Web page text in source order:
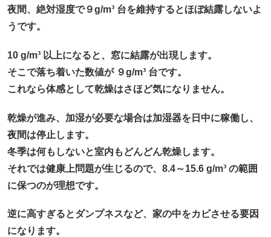
夜間、絶対湿度で９g/m³ 台を維持するとほぼ結露しないよ
うです。
10 g/m³ 以上になると、窓に結露が出現します。
そこで落ち着いた数値が ９g/m³ 台です。
これなら体感として乾燥はさほど気になりません。
乾燥が進み、加湿が必要な場合は加湿器を日中に稼働し、
夜間は停止します。
冬季は何もしないと室内もどんどん乾燥します。
それでは健康上問題が生じるので、8.4～15.6 g/m³ の範囲
に保つのが理想です。
逆に高すぎるとダンプネスなど、家の中をカビさせる要因
になります。